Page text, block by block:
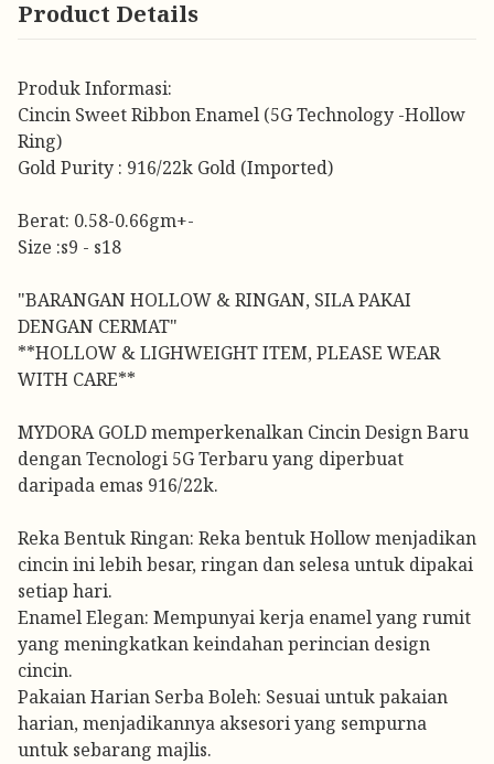
Product Details
Produk Informasi:
Cincin Sweet Ribbon Enamel (5G Technology -Hollow
Ring)
Gold Purity : 916/22k Gold (Imported)
Berat: 0.58-0.66gm+-
Size :s9 - s18
"BARANGAN HOLLOW & RINGAN, SILA PAKAI
DENGAN CERMAT"
**HOLLOW & LIGHWEIGHT ITEM, PLEASE WEAR
WITH CARE**
MYDORA GOLD memperkenalkan Cincin Design Baru
dengan Tecnologi 5G Terbaru yang diperbuat
daripada emas 916/22k.
Reka Bentuk Ringan: Reka bentuk Hollow menjadikan
cincin ini lebih besar, ringan dan selesa untuk dipakai
setiap hari.
Enamel Elegan: Mempunyai kerja enamel yang rumit
yang meningkatkan keindahan perincian design
cincin.
Pakaian Harian Serba Boleh: Sesuai untuk pakaian
harian, menjadikannya aksesori yang sempurna
untuk sebarang majlis.